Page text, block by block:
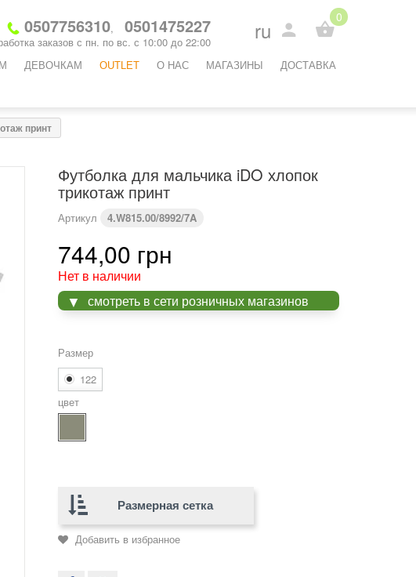
0507756310, 0501475227
заказов с пн. по вс. с 10:00 до 22:00
0
ru
ДЕВОЧКАМ OUTLET O НАС МАГАЗИНЫ ДОСТАВКА
принт
Футболка для мальчика iDO хлопок
трикотаж принт
Артикул 4.W815.00/8992/7A
744,00 грн
Нет в наличии
смотреть в сети розничных магазинов
Размер
122
цвет
Размерная сетка
Добавить в избранное